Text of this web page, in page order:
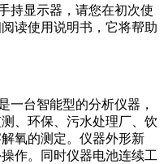
持显示器，请您在初次使
读使用说明书，它将帮助
一台智能型的分析仪器，
、环保、污水处理厂、饮
氧的测定。仪器外形新
作。同时仪器电池连续工